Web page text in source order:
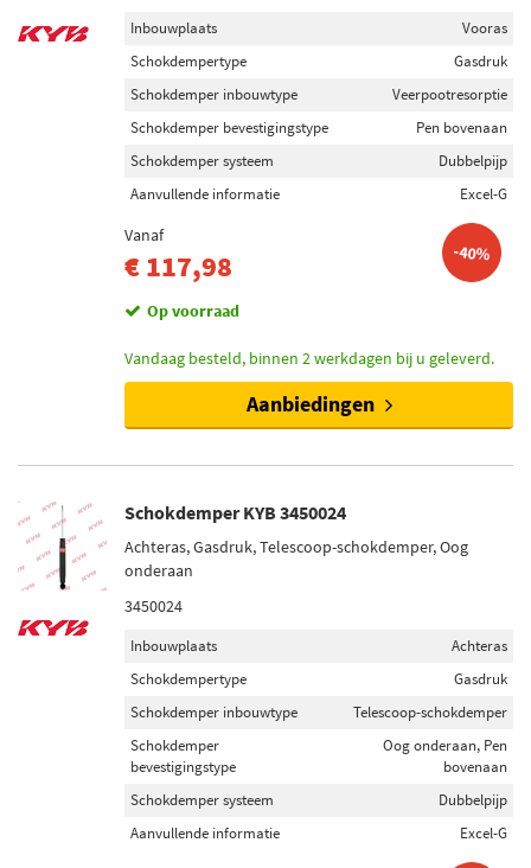
Inbouwplaats
Vooras
Schokdempertype
Gasdruk
Schokdemper inbouwtype
Veerpootresorptie
Schokdemper bevestigingstype
Pen bovenaan
Schokdemper systeem
Dubbelpijp
Aanvullende informatie
Excel-G
Vanaf
€ 117,98 -40%
Op voorraad
Vandaag besteld, binnen 2 werkdagen bij u geleverd.
Aanbiedingen
Schokdemper KYB 3450024
Achteras, Gasdruk, Telescoop-schokdemper, Oog
onderaan
3450024
Inbouwplaats
Achteras
Schokdempertype
Gasdruk
Schokdemper inbouwtype
Telescoop-schokdemper
Schokdemper
bevestigingstype
Oog onderaan, Pen
bovenaan
Schokdemper systeem
Dubbelpijp
Aanvullende informatie
Excel-G